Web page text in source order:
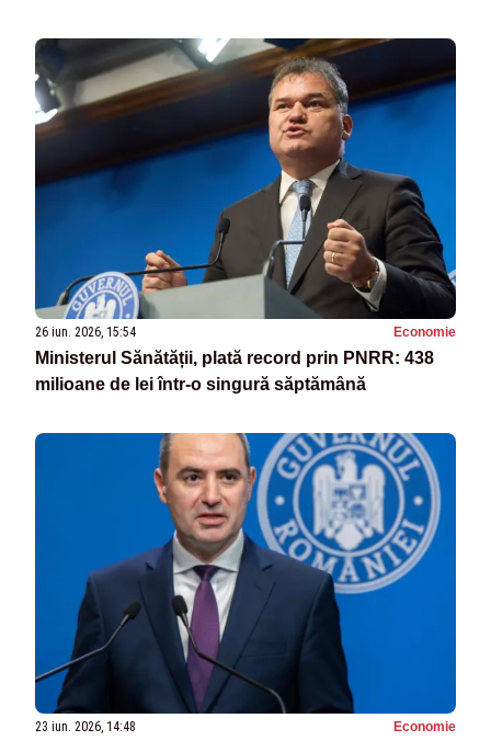
26 iun. 2026, 15:54 Economie
Ministerul Sănătății, plată record prin PNRR: 438
milioane de lei într-o singură săptămână
23 iun. 2026, 14:48 Economie